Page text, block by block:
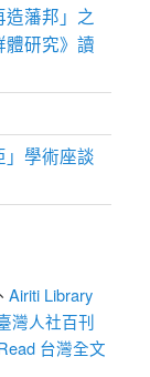
藩邦」之
體研究》讀
」學術座談
、Airiti Library
灣人社百刊
台灣全文